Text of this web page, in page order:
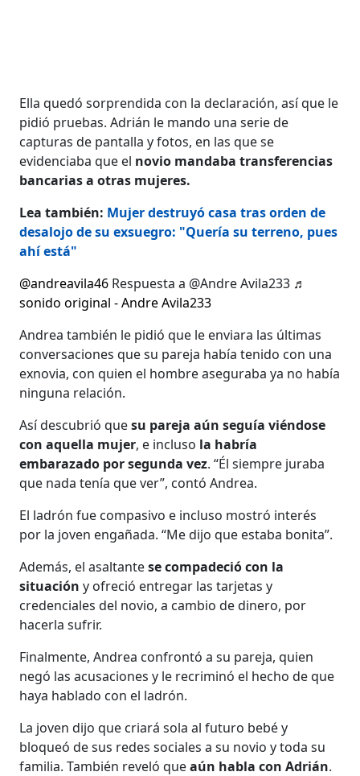
Ella quedó sorprendida con la declaración, así que le
pidió pruebas. Adrián le mando una serie de
capturas de pantalla y fotos, en las que se
evidenciaba que el novio mandaba transferencias
bancarias a otras mujeres.
Lea también: Mujer destruyó casa tras orden de
desalojo de su exsuegro: "Quería su terreno, pues
ahí está"
@andreavila46 Respuesta a @Andre Avila233 ♬
sonido original - Andre Avila233
Andrea también le pidió que le enviara las últimas
conversaciones que su pareja había tenido con una
exnovia, con quien el hombre aseguraba ya no había
ninguna relación.
Así descubrió quesu pareja aún seguía viéndose
con aquella mujer, e incluso la habría
embarazado por segunda vez. “Él siempre juraba
que nada tenía que ver”, contó Andrea.
El ladrón fue compasivo e incluso mostró interés
por la joven engañada. “Me dijo que estaba bonita”.
Además, el asaltantese compadeció con la
situación y ofreció entregar las tarjetas y
credenciales del novio, a cambio de dinero, por
hacerla sufrir.
Finalmente, Andrea confrontó a su pareja, quien
negó las acusaciones y le recriminó el hecho de que
haya hablado con el ladrón.
La joven dijo que criará sola al futuro bebé y
bloqueó de sus redes sociales a su novio y toda su
familia. También reveló queaún habla con Adrián.